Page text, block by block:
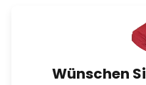
Wünschen